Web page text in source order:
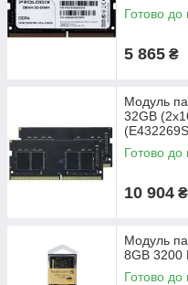
Готово до
5 865 ₴
Модуль
32GB
Готово до
10 904 ₴
Модуль
8GB 3200
Готово до